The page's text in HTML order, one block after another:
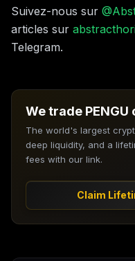
Suivez-nous sur
articles sur
Telegram.
We trade PENGU
The world's largest
deep liquidity, and a
fees with our link.
Claim